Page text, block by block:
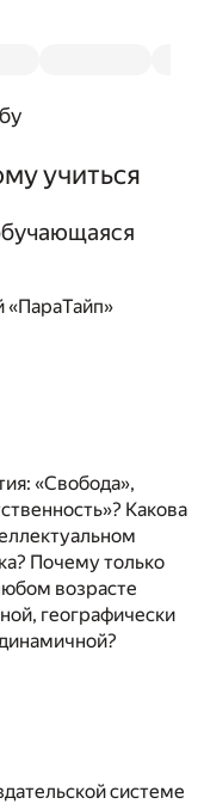
учиться
«Свобода»,
Какова
Почему только
возрасте
географически
системе